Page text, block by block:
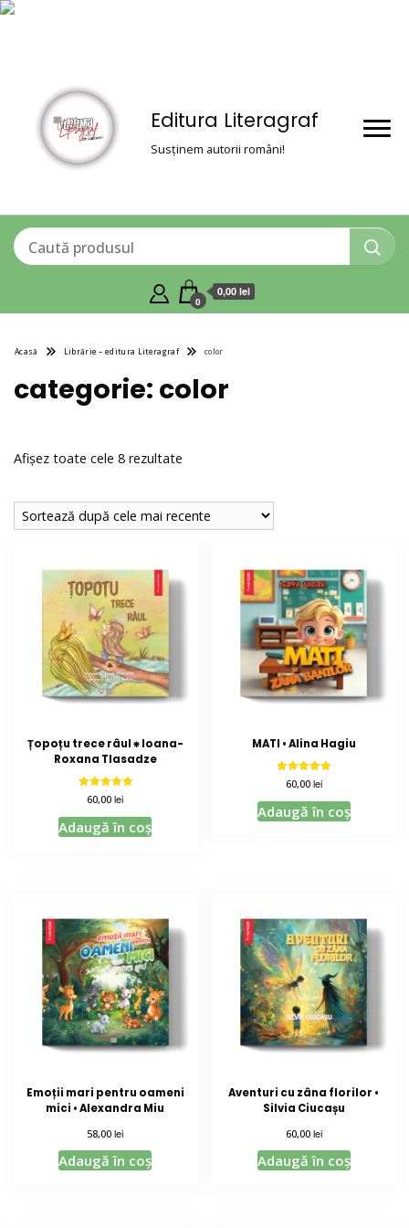
Editura Literagraf
Susținem autorii români!
0
0,00 lei
Acasă Librărie – editura Literagraf color
categorie: color
Afișez toate cele 8 rezultate
cele
mai
Țopoțu trece râul ⁕ Ioana-
Roxana Tlasadze
Evaluat la
5.00
60,00lei
Adaugă în coș
MATI • Alina Hagiu
Evaluat la
5.00
60,00 lei
Adaugă în coș
Emoții mari pentru oameni
mici • Alexandra Miu
58,00lei
Adaugă în coș
Aventuri cu zâna florilor •
Silvia Ciucașu
60,00 lei
Adaugă în coș